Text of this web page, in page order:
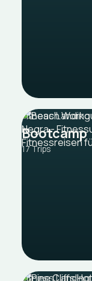
Fitness Landing
Bootcamp
17 Trips
Fitness Landing